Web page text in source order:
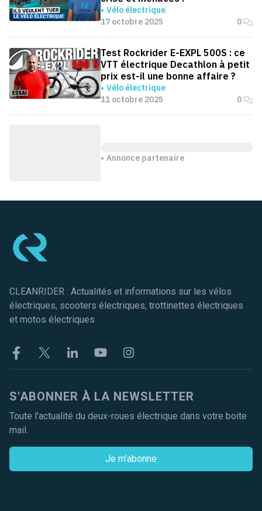
Vélo électrique
17 octobre 2025
0
Test Rockrider E-EXPL 500S : ce
VTT électrique Decathlon à petit
prix est-il une bonne affaire ?
Vélo électrique
11 octobre 2025
0
Annonce partenaire
CLEANRIDER : Actualités et informations sur les vélos
électriques, scooters électriques, trottinettes électriques
et motos électriques
FacebookTwitter LinkekinYoutubeInstagram
S'ABONNER À LA NEWSLETTER
Toute l'actualité du deux-roues électrique dans votre boite
mail.
Je m'abonne